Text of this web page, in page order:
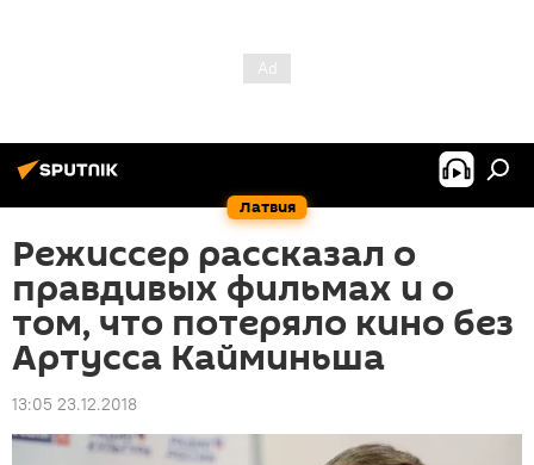
Латвия
Режиссер рассказал о
правдивых фильмах и о
том, что потеряло кино без
Артусса Кайминьша
13:05 23.12.2018